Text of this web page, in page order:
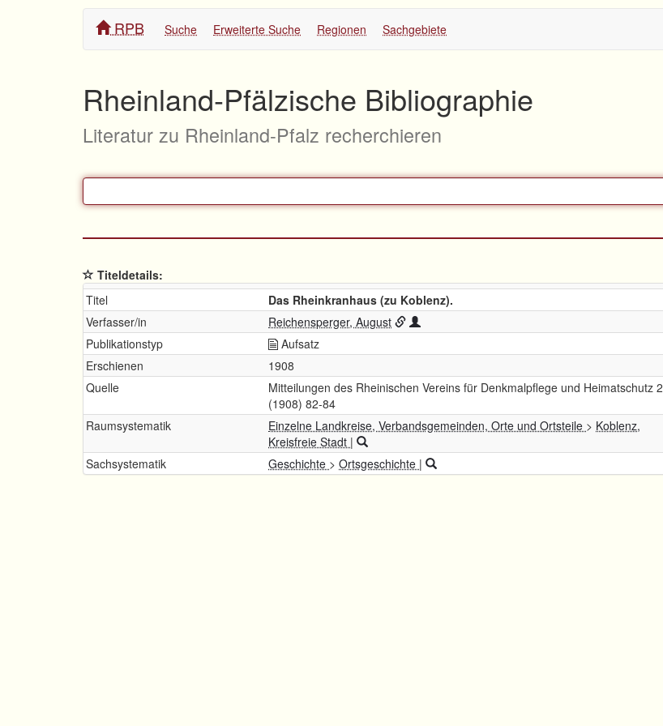
RPB Suche Erweiterte Suche Regionen Sachgebiete
Rheinland-Pfälzische Bibliographie
Literatur zu Rheinland-Pfalz recherchieren
Titeldetails:
Titel
Das Rheinkranhaus (zu Koblenz).
Verfasser/in
Reichensperger, August
Publikationstyp
Aufsatz
Erschienen
1908
Quelle
Mitteilungen des Rheinischen Vereins für Denkmalpflege und Heimatschutz 2
(1908) 82-84
Raumsystematik
Einzelne Landkreise, Verbandsgemeinden, Orte und Ortsteile > Koblenz,
Kreisfreie Stadt |
Sachsystematik
Geschichte > Ortsgeschichte |